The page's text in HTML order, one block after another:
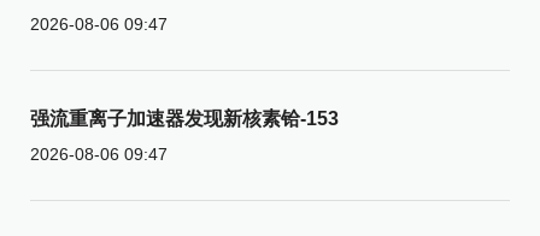
2026-08-06 09:47
强流重离子加速器发现新核素铪-153
2026-08-06 09:47